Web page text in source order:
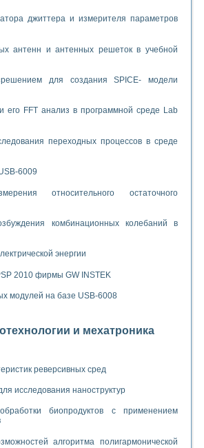
монокристаллов
управления»
ламп
температуры» в среде LabVIEW
в Нижегородском госуниверситете им. Н.И.
среде
образовательного проекта РУДН
джиттера и измерителя параметров
антенн и антенных решеток в учебной
для создания SPICE- модели
его FFT анализ в программной среде Lab
переходных процессов в среде
6009
относительного остаточного
комбинационных колебаний в
энергии
2010 фирмы GW INSTEK
модулей на базе USB-6008
и мехатроника
реверсивных сред
исследования наноструктур
биопродуктов с применением
алгоритма полигармонической